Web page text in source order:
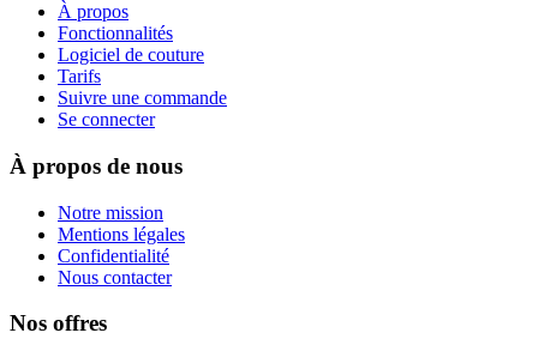
À propos
Fonctionnalités
Logiciel de couture
Tarifs
Suivre une commande
Se connecter
À propos de nous
Notre mission
Mentions légales
Confidentialité
Nous contacter
Nos offres